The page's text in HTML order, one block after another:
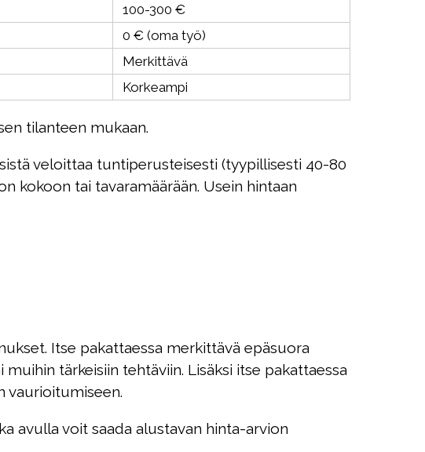
100-300 €
0 € (oma työ)
Merkittävä
Korkeampi
tilanteen mukaan.
veloittaa tuntiperusteisesti (tyypillisesti 40-80
kokoon tai tavaramäärään. Usein hintaan
Itse pakattaessa merkittävä epäsuora
tärkeisiin tehtäviin. Lisäksi itse pakattaessa
vaurioitumiseen.
avulla voit saada alustavan hinta-arvion